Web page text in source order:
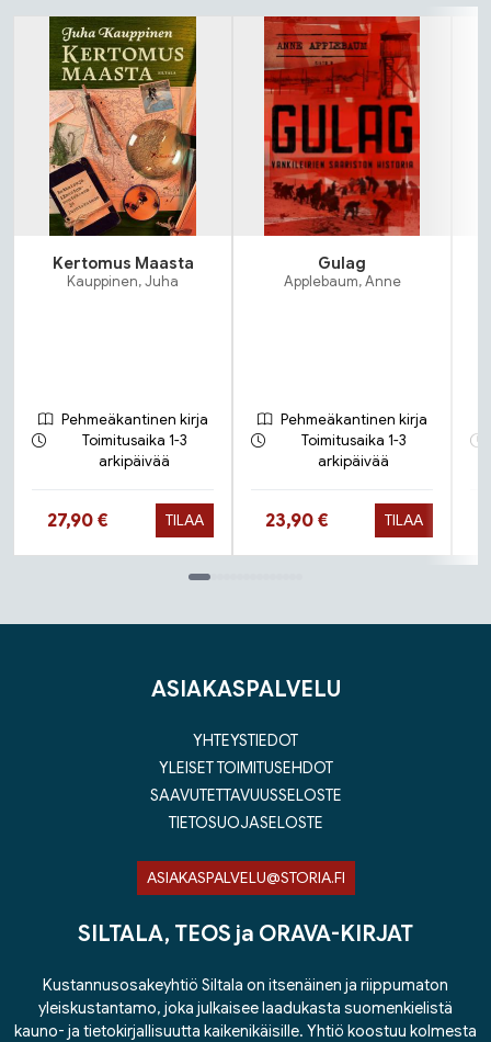
Tuoteluettelon alku
Kertomus Maasta
Kauppinen, Juha
Pehmeäkantinen kirja
Toimitusaika 1-3
arkipäivää
Hinta nyt
27,90 € TILAA
Gulag
Applebaum, Anne
Pehmeäkantinen kirja
Toimitusaika 1-3
arkipäivää
Hinta nyt
23,90 € TILAA
ASIAKASPALVELU
YHTEYSTIEDOT
YLEISET TOIMITUSEHDOT
SAAVUTETTAVUUSSELOSTE
TIETOSUOJASELOSTE
ASIAKASPALVELU@STORIA.FI
SILTALA, TEOS ja ORAVA-KIRJAT
Kustannusosakeyhtiö Siltala on itsenäinen ja riippumaton
yleiskustantamo, joka julkaisee laadukasta suomenkielistä
kauno- ja tietokirjallisuutta kaikenikäisille. Yhtiö koostuu kolmesta